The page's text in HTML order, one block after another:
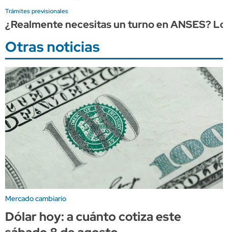
Trámites previsionales
¿Realmente necesitas un turno en ANSES?
Otras noticias
Mercado cambiario
Dólar hoy: a cuánto cotiza este